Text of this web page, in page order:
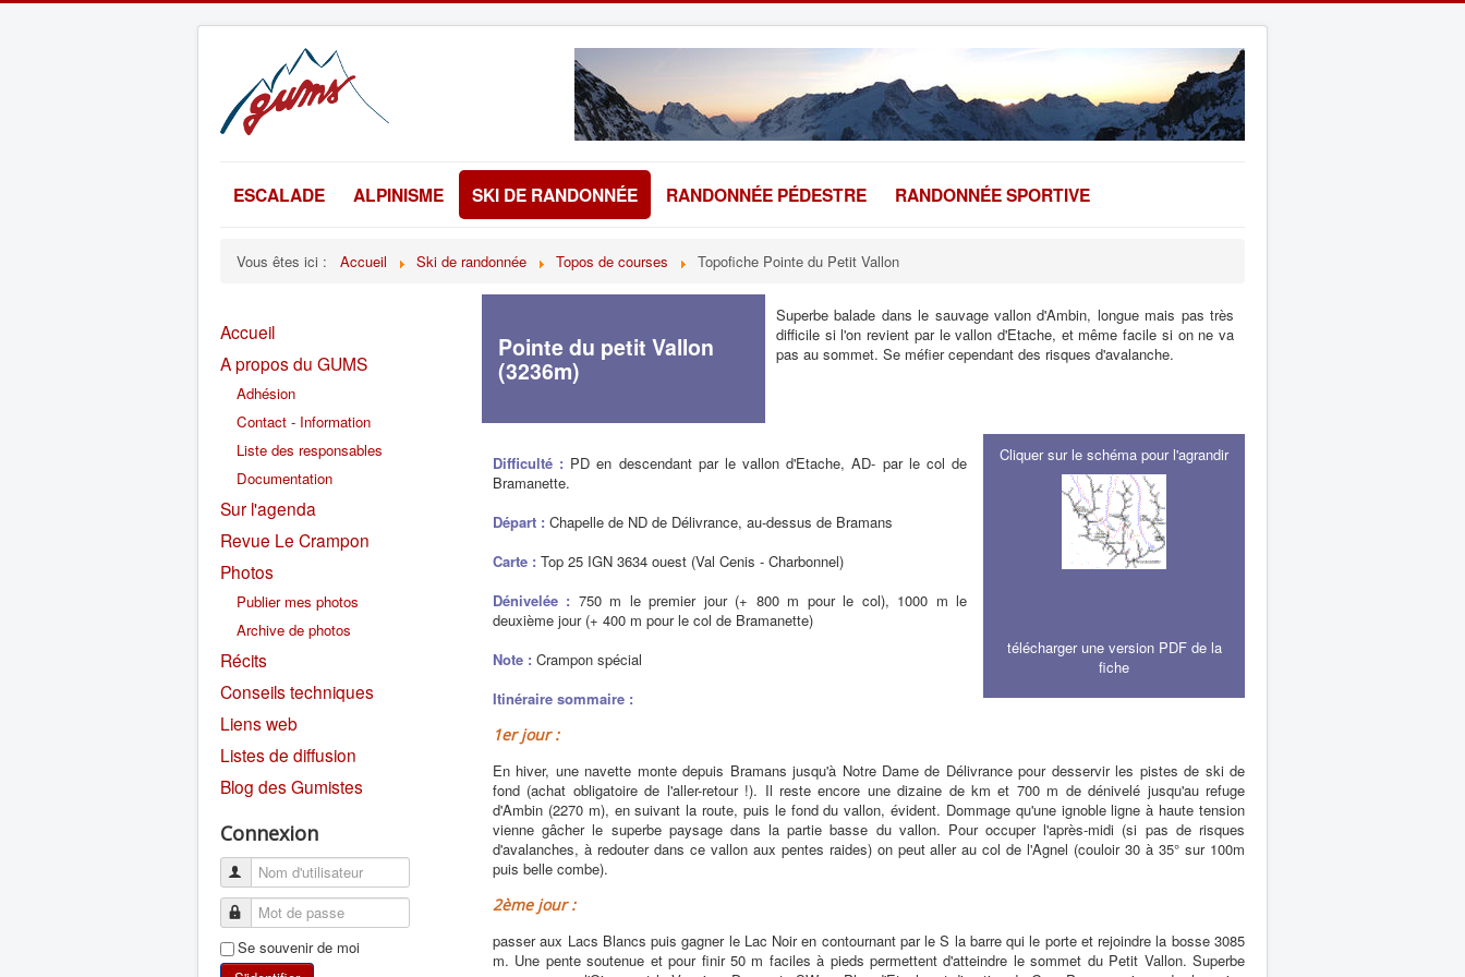
ESCALADE ALPINISME SKI DE RANDONNÉE RANDONNÉE PÉDESTRE RANDONNÉE SPORTIVE
Vous êtes ici : Accueil Ski de randonnée Topos de courses Topofiche Pointe du Petit Vallon
Accueil
A propos du GUMS
Adhésion
Contact - Information
Liste des responsables
Documentation
Sur l'agenda
Revue Le Crampon
Photos
Publier mes photos
Archive de photos
Récits
Conseils techniques
Liens web
Listes de diffusion
Blog des Gumistes
Connexion
Se souvenir de moi
Pointe du petit Vallon
(3236m)
Superbe balade dans le sauvage vallon d'Ambin, longue mais pas très
difficile si l'on revient par le vallon d'Etache, et même facile si on ne va
pas au sommet. Se méfier cependant des risques d'avalanche.
Cliquer sur le schéma pour l'agrandir
télécharger une version PDF de la
fiche
Difficulté : PD en descendant par le vallon d'Etache, AD- par le col de
Bramanette.
Départ : Chapelle de ND de Délivrance, au-dessus de Bramans
Carte : Top 25 IGN 3634 ouest (Val Cenis - Charbonnel)
Dénivelée : 750 m le premier jour (+ 800 m pour le col), 1000 m le
deuxième jour (+ 400 m pour le col de Bramanette)
Note : Crampon spécial
Itinéraire sommaire :
1er jour :
En hiver, une navette monte depuis Bramans jusqu'à Notre Dame de Délivrance pour desservir les pistes de ski de
fond (achat obligatoire de l'aller-retour !). Il reste encore une dizaine de km et 700 m de dénivelé jusqu'au refuge
d'Ambin (2270 m), en suivant la route, puis le fond du vallon, évident. Dommage qu'une ignoble ligne à haute tension
vienne gâcher le superbe paysage dans la partie basse du vallon. Pour occuper l'après-midi (si pas de risques
d'avalanches, à redouter dans ce vallon aux pentes raides) on peut aller au col de l'Agnel (couloir 30 à 35° sur 100m
puis belle combe).
2ème jour :
passer aux Lacs Blancs puis gagner le Lac Noir en contournant par le S la barre qui le porte et rejoindre la bosse 3085
m. Une pente soutenue et pour finir 50 m faciles à pieds permettent d'atteindre le sommet du Petit Vallon. Superbe